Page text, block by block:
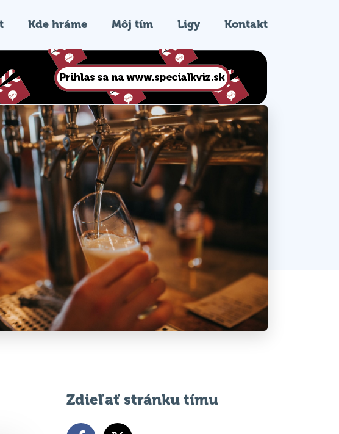
Kde hráme Môj tím Ligy Kontakt
Zdieľať stránku tímu